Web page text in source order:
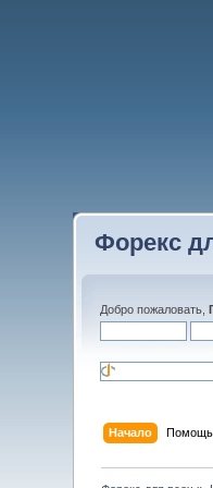
Форекс
Добро пожаловать,
Начало Помощь